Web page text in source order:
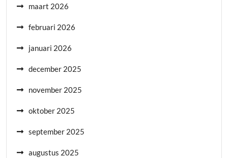
maart 2026
februari 2026
januari 2026
december 2025
november 2025
oktober 2025
september 2025
augustus 2025